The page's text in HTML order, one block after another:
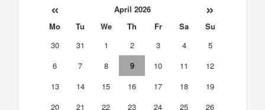
« April 2026 »
Mo Tu We Th Fr Sa
Su
30
31 1 2 3 4
5
6
7 8 9 10 11
12
13
14 15 16 17 18
19
20
21 22 23 24 25
26